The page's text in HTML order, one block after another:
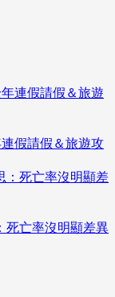
假請假＆旅遊攻
死亡率沒明顯差異